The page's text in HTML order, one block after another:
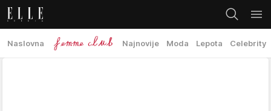
Naslovna Najnovije Moda Lepota Celebrity